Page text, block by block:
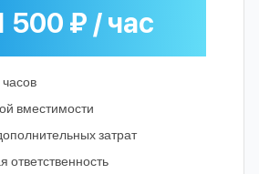
500 ₽ / час
вместимости
затрат
ответственность